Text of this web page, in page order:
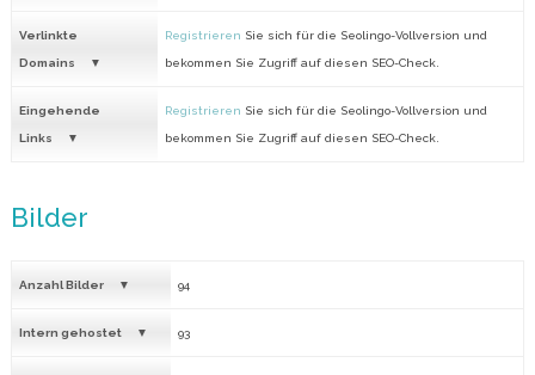
Verlinkte
Domains
Registrieren Sie sich für die Seolingo-Vollversion und
bekommen Sie Zugriff auf diesen SEO-Check.
Eingehende
Links
Registrieren Sie sich für die Seolingo-Vollversion und
bekommen Sie Zugriff auf diesen SEO-Check.
Bilder
Anzahl Bilder 94
Intern gehostet 93